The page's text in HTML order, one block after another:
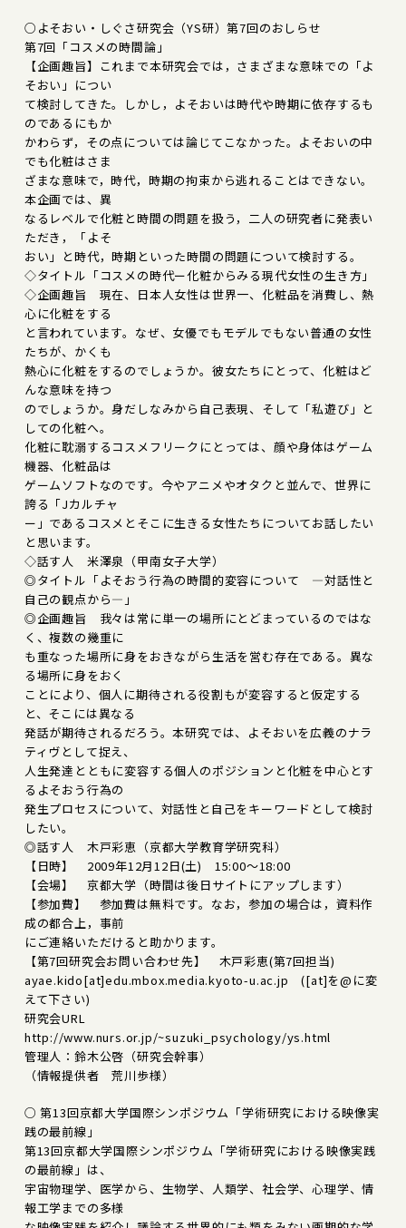
○よそおい・しぐさ研究会（YS研）第7回のおしらせ
第7回「コスメの時間論」
【企画趣旨】これまで本研究会では，さまざまな意味での「よ
そおい」につい
て検討してきた。しかし，よそおいは時代や時期に依存するも
のであるにもか
かわらず，その点については論じてこなかった。よそおいの中
でも化粧はさま
ざまな意味で，時代，時期の拘束から逃れることはできない。
本企画では、異
なるレベルで化粧と時間の問題を扱う，二人の研究者に発表い
ただき，「よそ
おい」と時代，時期といった時間の問題について検討する。
◇タイトル「コスメの時代ー化粧からみる現代女性の生き方」
◇企画趣旨 現在、日本人女性は世界一、化粧品を消費し、熱
心に化粧をする
と言われています。なぜ、女優でもモデルでもない普通の女性
たちが、かくも
熱心に化粧をするのでしょうか。彼女たちにとって、化粧はど
んな意味を持つ
のでしょうか。身だしなみから自己表現、そして「私遊び」と
しての化粧へ。
化粧に耽溺するコスメフリークにとっては、顔や身体はゲーム
機器、化粧品は
ゲームソフトなのです。今やアニメやオタクと並んで、世界に
誇る「Jカルチャ
ー」であるコスメとそこに生きる女性たちについてお話したい
と思います。
◇話す人 米澤泉（甲南女子大学）
◎タイトル「よそおう行為の時間的変容について ―対話性と
自己の観点から―」
◎企画趣旨 我々は常に単一の場所にとどまっているのではな
く、複数の幾重に
も重なった場所に身をおきながら生活を営む存在である。異な
る場所に身をおく
ことにより、個人に期待される役割もが変容すると仮定する
と、そこには異なる
発話が期待されるだろう。本研究では、よそおいを広義のナラ
ティヴとして捉え、
人生発達とともに変容する個人のポジションと化粧を中心とす
るよそおう行為の
発生プロセスについて、対話性と自己をキーワードとして検討
したい。
◎話す人 木戸彩恵（京都大学教育学研究科）
【日時】 2009年12月12日(土) 15:00～18:00
【会場】 京都大学（時間は後日サイトにアップします）
【参加費】 参加費は無料です。なお，参加の場合は，資料作
成の都合上，事前
にご連絡いただけると助かります。
【第7回研究会お問い合わせ先】 木戸彩恵(第7回担当)
ayae.kido[at]edu.mbox.media.kyoto-u.ac.jp ([at]を@に変
えて下さい)
研究会URL
http://www.nurs.or.jp/~suzuki_psychology/ys.html
管理人：鈴木公啓（研究会幹事）
（情報提供者 荒川歩様）
○ 第13回京都大学国際シンポジウム「学術研究における映像実
践の最前線」
第13回京都大学国際シンポジウム「学術研究における映像実践
の最前線」は、
宇宙物理学、医学から、生物学、人類学、社会学、心理学、情
報工学までの多様